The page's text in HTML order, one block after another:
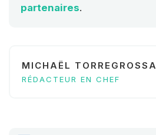
partenaires.
MICHAËL TORREGROSSA
RÉDACTEUR EN CHEF